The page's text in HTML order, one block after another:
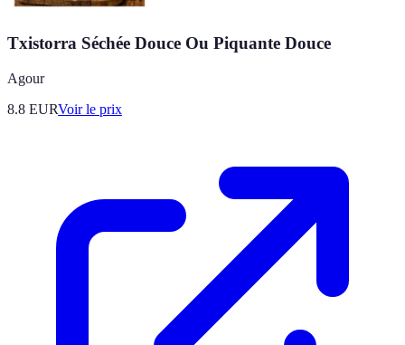
Txistorra Séchée Douce Ou Piquante Douce
Agour
8.8 EURVoir le prix